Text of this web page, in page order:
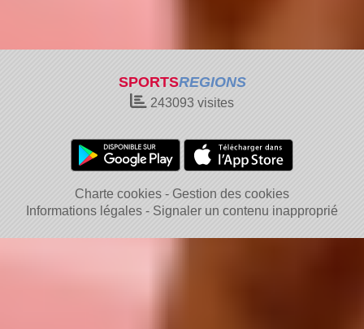
SPORTSREGIONS
243093 visites
Charte cookies
Gestion des cookies
Informations légales
Signaler un contenu inapproprié